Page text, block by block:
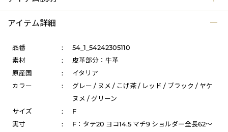
アイテム詳細
品番 :
54_1_54242305110
素材
:
皮革部分：牛革
原産国
:
イタリア
カラー
:
グレー / ヌメ / こげ茶 / レッド / ブラック / ヤケ
ヌメ / グリーン
サイズ
:
F
実寸
:
F：タテ20 ヨコ14.5 マチ9 ショルダー全長62～